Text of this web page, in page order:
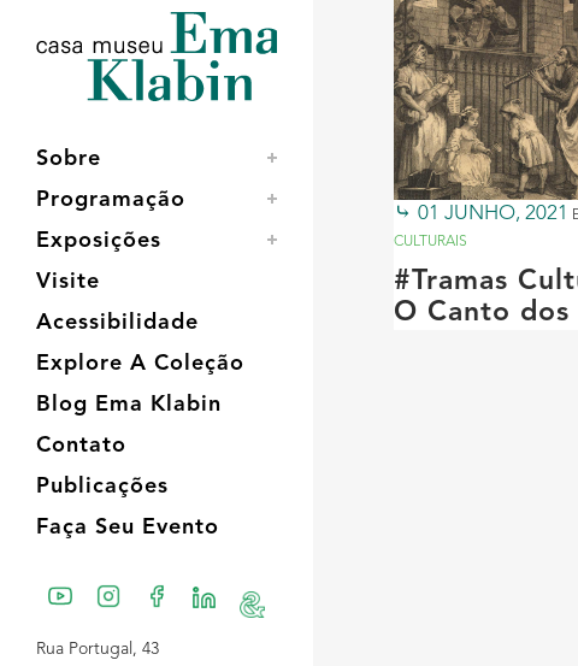
conteúdo
navegação
Sobre
Programação
Exposições
Visite
Acessibilidade
Explore A Coleção
Blog Ema Klabin
Contato
Publicações
Faça Seu Evento
Rua Portugal, 43
01 JUNHO, 2021
CULTURAIS
#Tramas
O Canto